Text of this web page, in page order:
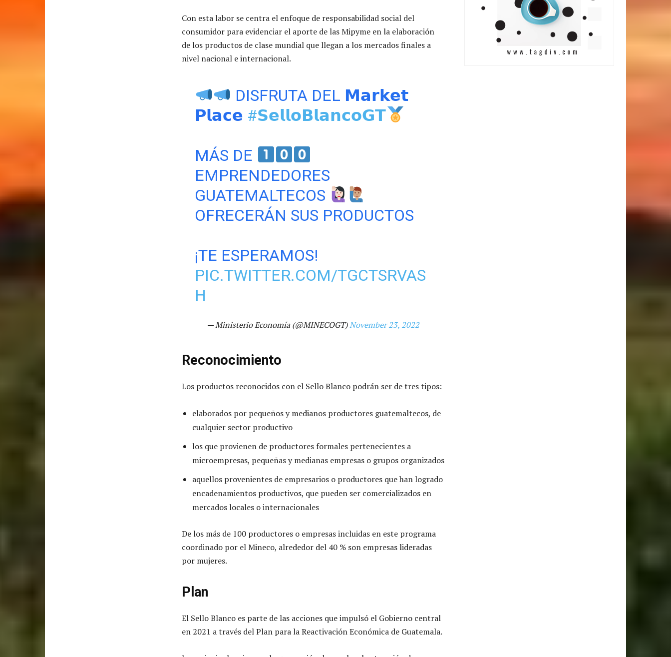
Con esta labor se centra el enfoque de responsabilidad social del
consumidor para evidenciar el aporte de las Mipyme en la elaboración
de los productos de clase mundial que llegan a los mercados finales a
nivel nacional e internacional.
DISFRUTA DEL 𝗠𝗮𝗿𝗸𝗲𝘁
𝗣𝗹𝗮𝗰𝗲 #𝗦𝗲𝗹𝗹𝗼𝗕𝗹𝗮𝗻𝗰𝗼𝗚𝗧
MÁS DE
EMPRENDEDORES
GUATEMALTECOS
OFRECERÁN SUS PRODUCTOS
¡TE ESPERAMOS!
PIC.TWITTER.COM/TGCTSRVAS
H
— Ministerio Economía (@MINECOGT)November 23, 2022
Reconocimiento
Los productos reconocidos con el Sello Blanco podrán ser de tres tipos:
elaborados por pequeños y medianos productores guatemaltecos, de
cualquier sector productivo
los que provienen de productores formales pertenecientes a
microempresas, pequeñas y medianas empresas o grupos organizados
aquellos provenientes de empresarios o productores que han logrado
encadenamientos productivos, que pueden ser comercializados en
mercados locales o internacionales
De los más de 100 productores o empresas incluidas en este programa
coordinado por el Mineco, alrededor del 40 % son empresas lideradas
por mujeres.
Plan
El Sello Blanco es parte de las acciones que impulsó el Gobierno central
en 2021 a través del Plan para la Reactivación Económica de Guatemala.